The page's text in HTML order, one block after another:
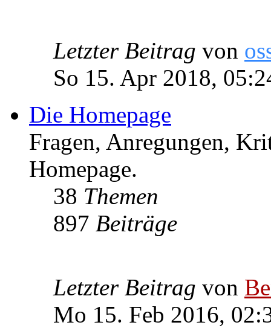
Letzter Beitrag von
So 15. Apr 2018,
Die Homepage
Fragen, Anregungen,
Homepage.
38 Themen
897 Beiträge
Letzter Beitrag von
Mo 15. Feb 2016,